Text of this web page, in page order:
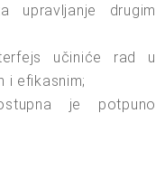
drugim
učiniće rad u
i efikasnim;
je potpuno